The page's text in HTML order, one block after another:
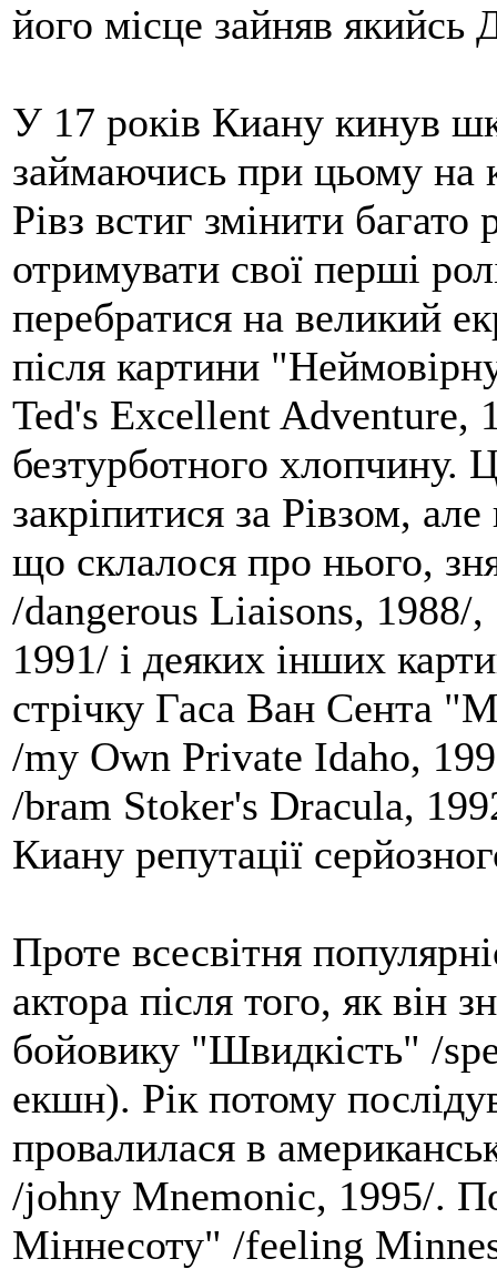
його місце зайняв якийсь
У 17 років Киану кинув
займаючись при цьому на
Рівз встиг змінити
отримувати свої перші
перебратися на великий
після картини
Ted's Excellent Adventure,
безтурботного хлопчину.
закріпитися за Рівзом,
що склалося про нього,
/dangerous Liaisons, 1988/
1991/ і деяких інших
стрічку Гаса Ван Сента
/my Own Private Idaho,
/bram Stoker's Dracula,
Киану репутації
Проте всесвітня
актора після того, як він
бойовику "Швидкість" /
екшн). Рік потому
провалилася в
/johny Mnemonic, 1995/.
Міннесоту" /feeling